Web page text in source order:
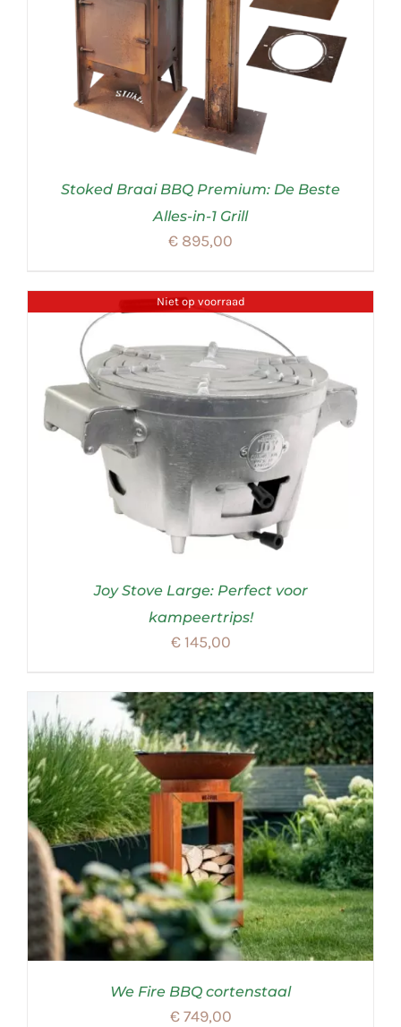
Stoked Braai BBQ Premium: De Beste
Alles-in-1 Grill
€ 895,00
Niet op voorraad
Joy Stove Large: Perfect voor
kampeertrips!
€145,00
We Fire BBQ cortenstaal
€749,00